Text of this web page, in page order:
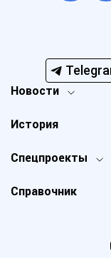
Новости
Спецпроекты
История
Справочник